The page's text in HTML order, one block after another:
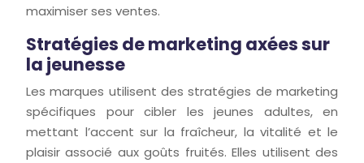
maximiser ses ventes.
Stratégies de marketing axées sur
la jeunesse
Les marques utilisent des stratégies de marketing
spécifiques pour cibler les jeunes adultes, en
mettant l’accent sur la fraîcheur, la vitalité et le
plaisir associé aux goûts fruités. Elles utilisent des